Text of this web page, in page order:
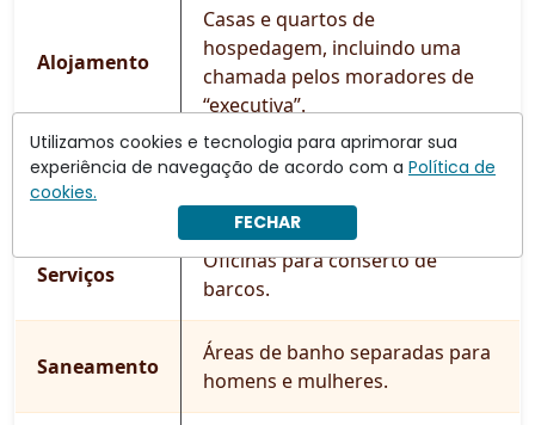
Alojamento
Casas e quartos de
hospedagem, incluindo uma
chamada pelos moradores de
“executiva”.
Comércio e
Restauração
Mais de um supermercado e
Serviços
Oficinas para conserto de
barcos.
Saneamento
Áreas de banho separadas para
homens e mulheres.
Utilizamos cookies e tecnologia para aprimorar sua
experiência de navegação de acordo com a Política de
cookies.
FECHAR